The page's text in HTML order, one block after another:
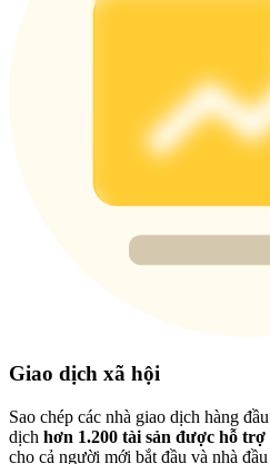
USDT New User Exclusive
USDT Flexible Staking |
New Listing Futures Fest
Trade New Futures, Win
Giao dịch xã hội
Sao chép các nhà giao dịch hàng
dịch hơn 1.200 tài sản được hỗ trợ
cho cả người mới bắt đầu và nhà